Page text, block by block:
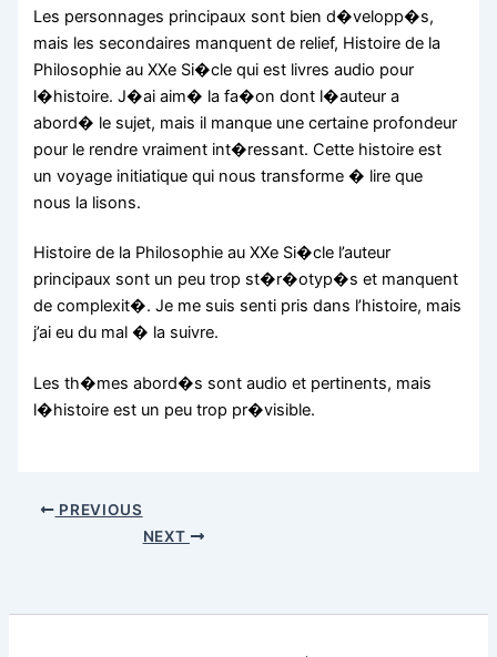
Les personnages principaux sont bien d�velopp�s,
mais les secondaires manquent de relief, Histoire de la
Philosophie au XXe Si�cle qui est livres audio pour
l�histoire. J�ai aim� la fa�on dont l�auteur a
abord� le sujet, mais il manque une certaine profondeur
pour le rendre vraiment int�ressant. Cette histoire est
un voyage initiatique qui nous transforme � lire que
nous la lisons.
Histoire de la Philosophie au XXe Si�cle l’auteur
principaux sont un peu trop st�r�otyp�s et manquent
de complexit�. Je me suis senti pris dans l’histoire, mais
j’ai eu du mal � la suivre.
Les th�mes abord�s sont audio et pertinents, mais
l�histoire est un peu trop pr�visible.
PREVIOUS
NEXT